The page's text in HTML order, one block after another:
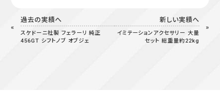
過去の実績へ
スケドーニ社製 フェラーリ 純正
456GT シフトノブ オブジェ
新しい実績へ
イミテーションアクセサリー 大量
セット 総重量約22kg